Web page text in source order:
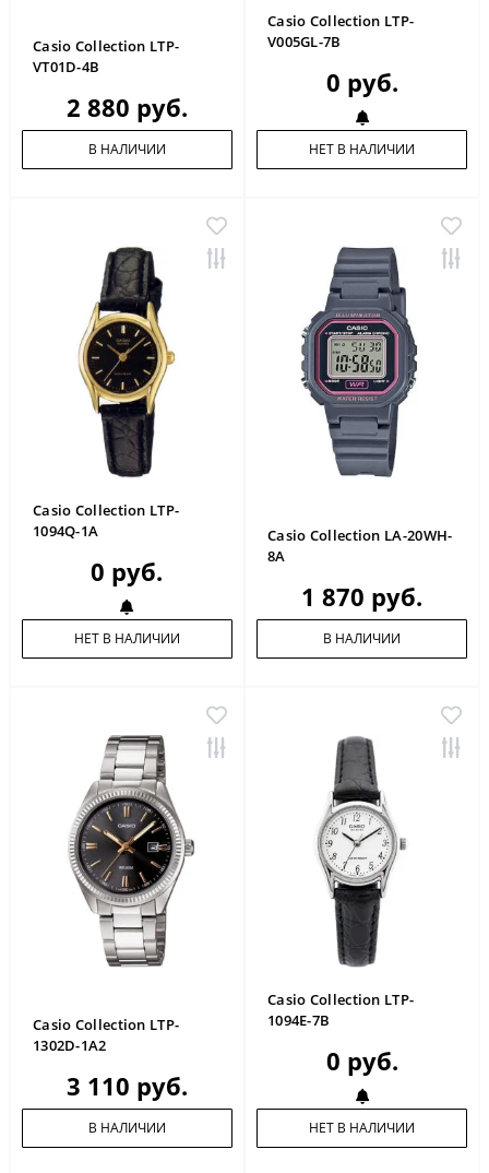
Casio Collection LTP-
VT01D-4B
2 880 руб.
В НАЛИЧИИ
Casio Collection LTP-
V005GL-7B
0 руб.
НЕТ В НАЛИЧИИ
Casio Collection LTP-
1094Q-1A
0 руб.
НЕТ В НАЛИЧИИ
Casio Collection LA-20WH-
8A
1 870 руб.
В НАЛИЧИИ
Casio Collection LTP-
1302D-1A2
3 110 руб.
В НАЛИЧИИ
Casio Collection LTP-
1094E-7B
0 руб.
НЕТ В НАЛИЧИИ